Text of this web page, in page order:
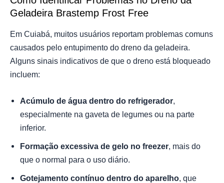
Geladeira Brastemp Frost Free
Em Cuiabá, muitos usuários reportam problemas comuns
causados pelo entupimento do dreno da geladeira.
Alguns sinais indicativos de que o dreno está bloqueado
incluem:
Acúmulo de água dentro do refrigerador,
especialmente na gaveta de legumes ou na parte
inferior.
Formação excessiva de gelo no freezer, mais do
que o normal para o uso diário.
Gotejamento contínuo dentro do aparelho, que